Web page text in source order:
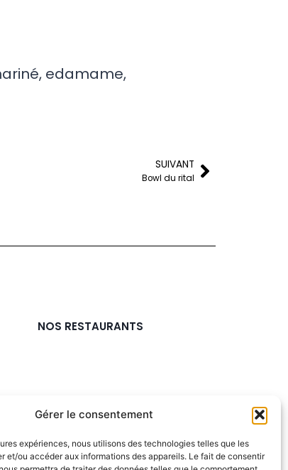
Gérer le consentement
expériences, nous utilisons des technologies telles que les
et/ou accéder aux informations des appareils. Le fait de consentir
edamame,
SUIVANT
Bowl du rital
NOS RESTAURANTS